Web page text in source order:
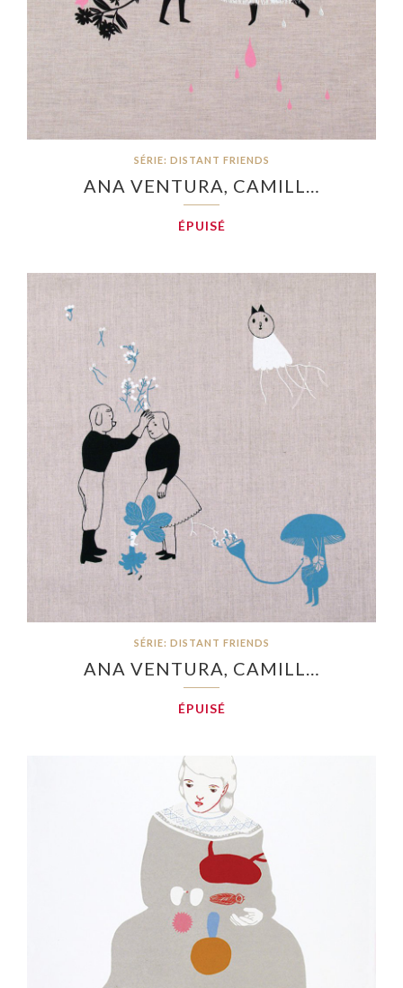
SÉRIE: DISTANT FRIENDS
ANA VENTURA, CAMILL…
ÉPUISÉ
SÉRIE: DISTANT FRIENDS
ANA VENTURA, CAMILL…
ÉPUISÉ